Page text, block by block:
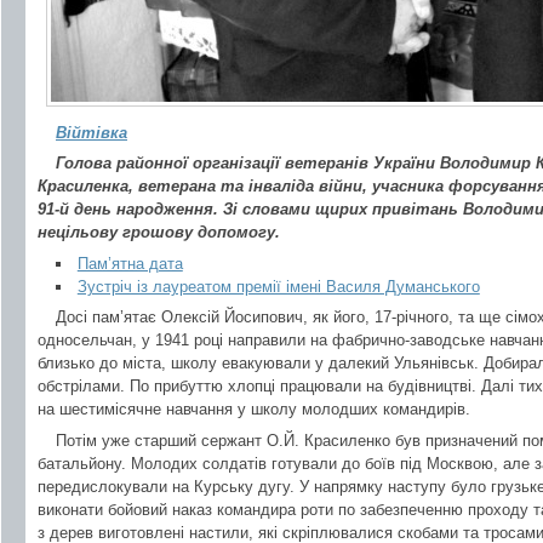
Війтівка
Голова районної організації ветеранів України Володимир
Красиленка, ветерана та інваліда війни, учасника
91-й день народження. Зі словами щирих привітань
нецільову грошову допомогу.
Пам’ятна дата
Зустріч із лауреатом премії імені Василя Думанського
Досі пам’ятає Олексій Йосипович, як його, 17-річного, та ще
односельчан, у 1941 році направили на фабрично-заводське
близько до міста, школу евакуювали у далекий Ульянівськ.
обстрілами. По прибуттю хлопці працювали на будівництві. Далі
на шестимісячне навчання у школу молодших командирів.
Потім уже старший сержант О.Й. Красиленко був призначений
батальйону. Молодих солдатів готували до боїв під Москвою, але
передислокували на Курську дугу. У напрямку наступу було
виконати бойовий наказ командира роти по забезпеченню проходу
з дерев виготовлені настили, які скріплювалися скобами та